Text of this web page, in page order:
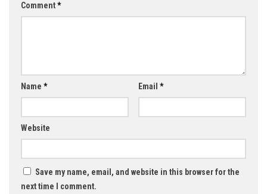
Comment*
Name * Email *
Website
Save my name, email, and website in this browser for the
next time I comment.